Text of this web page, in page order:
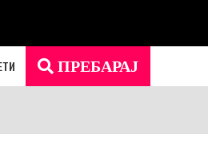
ПРЕБАРАЈ